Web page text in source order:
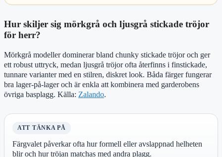
Hur skiljer sig mörkgrå och ljusgrå stickade tröjor
för herr?
Mörkgrå modeller dominerar bland chunky stickade tröjor och ger
ett robust uttryck, medan ljusgrå tröjor ofta återfinns i finstickade,
tunnare varianter med en stilren, diskret look. Båda färger fungerar
bra lager-på-lager och är enkla att kombinera med garderobens
övriga basplagg. Källa: Zalando.
ATT TÄNKA PÅ
Färgvalet påverkar ofta hur formell eller avslappnad helheten
blir och hur tröjan matchas med andra plagg.